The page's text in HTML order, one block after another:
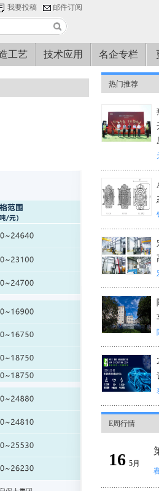
我要投稿 邮件订阅
工艺 技术应用 名企专栏
热门推荐
E周行情
16 5月